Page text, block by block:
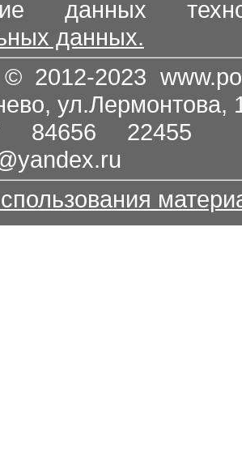
данных
данных.
2012-2023
ул.Лермонтова,
84656